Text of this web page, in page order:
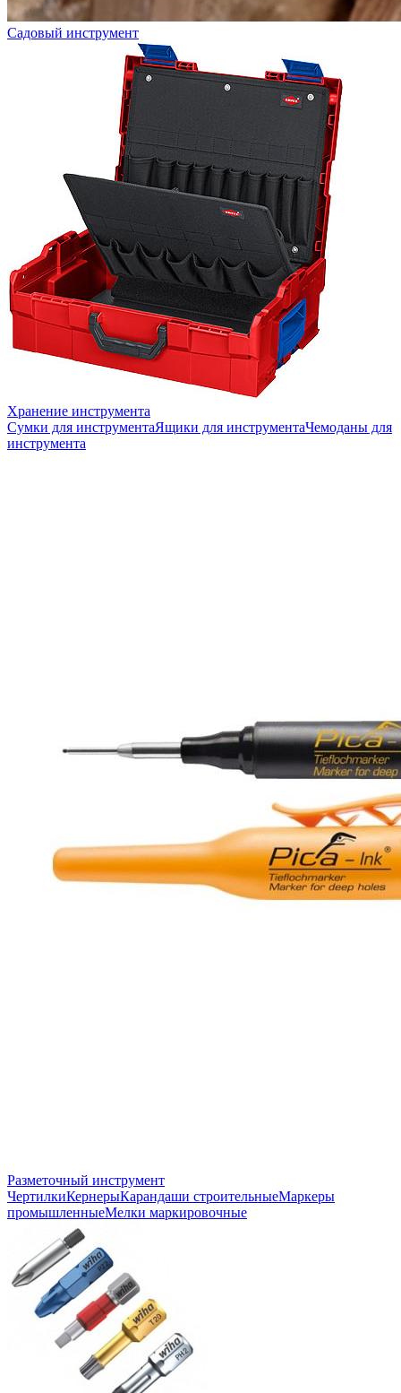
Садовый инструмент
Хранение инструмента
Сумки для инструментаЯщики для инструментаЧемоданы для
инструмента
Разметочный инструмент
ЧертилкиКернерыКарандаши строительныеМаркеры
промышленныеМелки маркировочные